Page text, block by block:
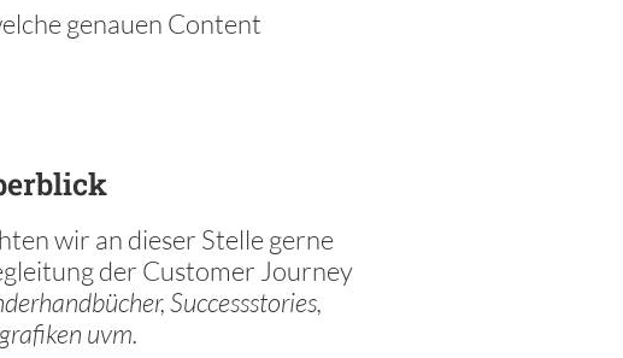
genauen Content
wir an dieser Stelle gerne
der Customer Journey
Successstories,
uvm.